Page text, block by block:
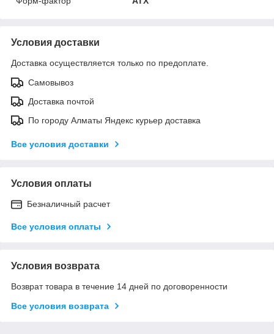
Условия доставки
Доставка осуществляется только по предоплате.
Самовывоз
Доставка почтой
По городу Алматы Яндекс курьер доставка
Все условия доставки
Условия оплаты
Безналичный расчет
Все условия оплаты
Условия возврата
Возврат товара в течение 14 дней по договоренности
Все условия возврата